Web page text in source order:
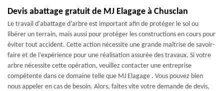
Devis abattage gratuit de MJ Elagage à Chusclan
Le travail d'abattage d’arbre est important afin de protéger le sol ou
libérer un terrain, mais aussi pour protéger les constructions en cours pour
éviter tout accident. Cette action nécessite une grande maîtrise de savoir-
faire et de l’expérience pour une réalisation assurée des travaux. Si votre
arbre nécessite cette opération, veuillez contacter une entreprise
compétente dans ce domaine telle que MJ Elagage . Vous pouvez bien
nous appeler en cas de besoin. Alors, faites vite votre demande de devis,